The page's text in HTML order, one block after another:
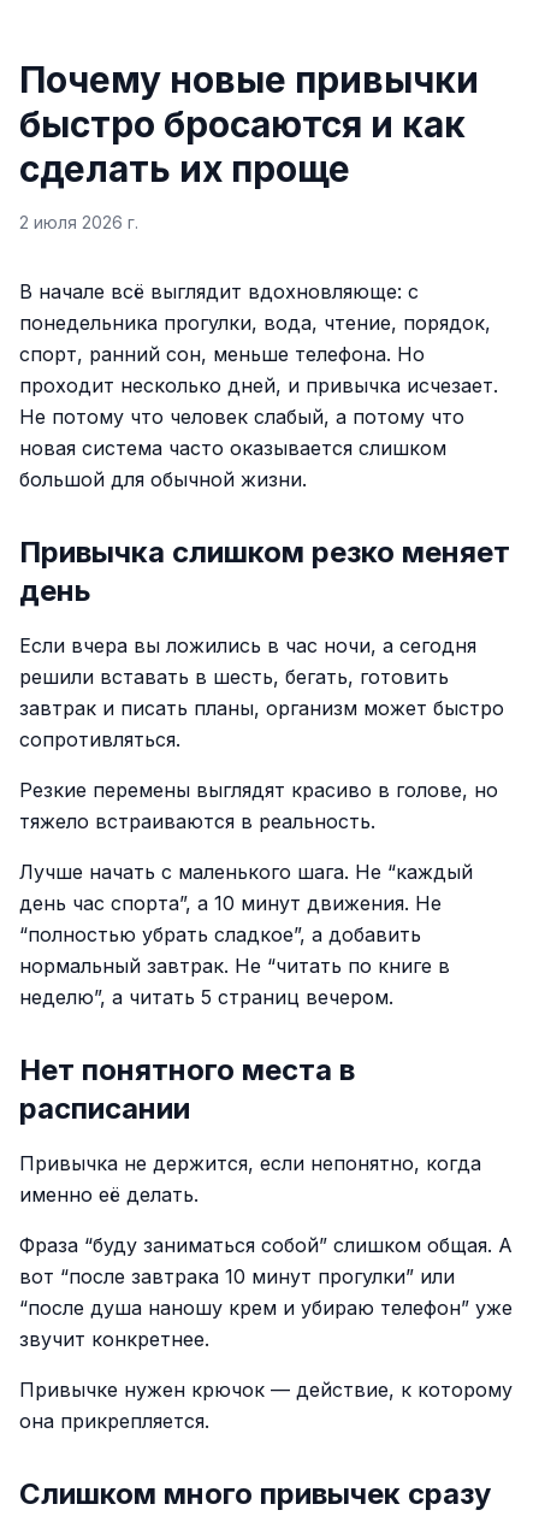
Почему новые привычки
быстро бросаются и как
сделать их проще
2 июля 2026 г.
В начале всё выглядит вдохновляюще: с
понедельника прогулки, вода, чтение, порядок,
спорт, ранний сон, меньше телефона. Но
проходит несколько дней, и привычка исчезает.
Не потому что человек слабый, а потому что
новая система часто оказывается слишком
большой для обычной жизни.
Привычка слишком резко меняет
день
Если вчера вы ложились в час ночи, а сегодня
решили вставать в шесть, бегать, готовить
завтрак и писать планы, организм может быстро
сопротивляться.
Резкие перемены выглядят красиво в голове, но
тяжело встраиваются в реальность.
Лучше начать с маленького шага. Не “каждый
день час спорта”, а 10 минут движения. Не
“полностью убрать сладкое”, а добавить
нормальный завтрак. Не “читать по книге в
неделю”, а читать 5 страниц вечером.
Нет понятного места в
расписании
Привычка не держится, если непонятно, когда
именно её делать.
Фраза “буду заниматься собой” слишком общая. А
вот “после завтрака 10 минут прогулки” или
“после душа наношу крем и убираю телефон” уже
звучит конкретнее.
Привычке нужен крючок — действие, к которому
она прикрепляется.
Слишком много привычек сразу